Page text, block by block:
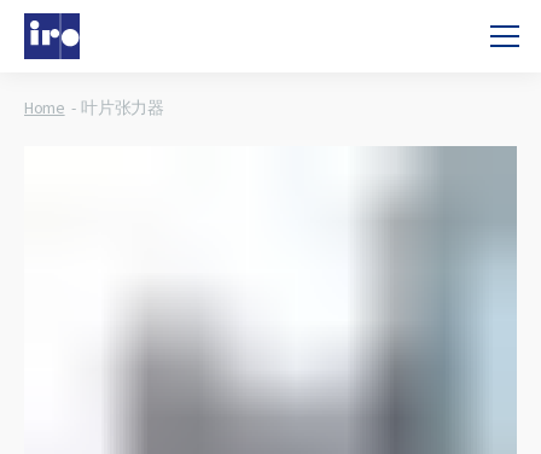
Home 叶片张力器